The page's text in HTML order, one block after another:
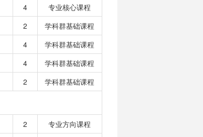
4
专业核心课程
2
学科群基础课程
4
学科群基础课程
4
学科群基础课程
2 学科群基础课程
2
专业方向课程